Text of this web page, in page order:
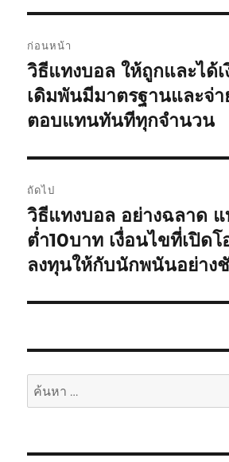
นำทาง
เรื่อง
ก่อนหน้า
เรื่อง
ก่อน
หน้า:
วิธีแทงบอล ให้ถูกและได้
เดิมพันมีมาตรฐานและจ่า
ตอบแทนทันทีทุกจำนวน
ถัดไป
เรื่อง
ต่อ
ไป:
วิธีแทงบอล อย่างฉลาด
ต่ำ10บาท เงื่อนไขที่เปิดโ
ลงทุนให้กับนักพนันอย่าง
ค้นหา: